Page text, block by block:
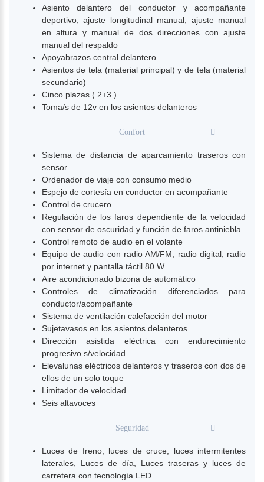
Asiento delantero del conductor y acompañante
deportivo, ajuste longitudinal manual, ajuste manual
en altura y manual de dos direcciones con ajuste
manual del respaldo
Apoyabrazos central delantero
Asientos de tela (material principal) y de tela (material
secundario)
Cinco plazas ( 2+3 )
Toma/s de 12v en los asientos delanteros
Confort
Sistema de distancia de aparcamiento traseros con
sensor
Ordenador de viaje con consumo medio
Espejo de cortesía en conductor en acompañante
Control de crucero
Regulación de los faros dependiente de la velocidad
con sensor de oscuridad y función de faros antiniebla
Control remoto de audio en el volante
Equipo de audio con radio AM/FM, radio digital, radio
por internet y pantalla táctil 80 W
Aire acondicionado bizona de automático
Controles de climatización diferenciados para
conductor/acompañante
Sistema de ventilación calefacción del motor
Sujetavasos en los asientos delanteros
Dirección asistida eléctrica con endurecimiento
progresivo s/velocidad
Elevalunas eléctricos delanteros y traseros con dos de
ellos de un solo toque
Limitador de velocidad
Seis altavoces
Seguridad
Luces de freno, luces de cruce, luces intermitentes
laterales, Luces de día, Luces traseras y luces de
carretera con tecnología LED